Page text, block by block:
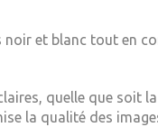
noir et blanc tout en
quelle que soit
la qualité des